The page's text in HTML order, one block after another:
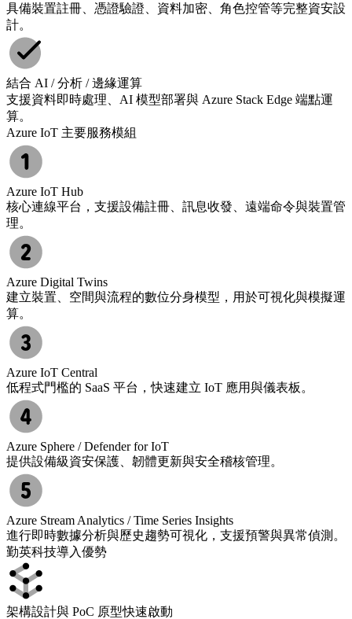
具備裝置註冊、憑證驗證、資料加密、角色控管等完整資安設
計。
結合 AI / 分析 / 邊緣運算
支援資料即時處理、AI 模型部署與 Azure Stack Edge 端點運
算。
Azure IoT 主要服務模組
Azure IoT Hub
核心連線平台，支援設備註冊、訊息收發、遠端命令與裝置管
理。
Azure Digital Twins
建立裝置、空間與流程的數位分身模型，用於可視化與模擬運
算。
Azure IoT Central
低程式門檻的 SaaS 平台，快速建立 IoT 應用與儀表板。
Azure Sphere / Defender for IoT
提供設備級資安保護、韌體更新與安全稽核管理。
Azure Stream Analytics / Time Series Insights
進行即時數據分析與歷史趨勢可視化，支援預警與異常偵測。
勤英科技導入優勢
架構設計與 PoC 原型快速啟動